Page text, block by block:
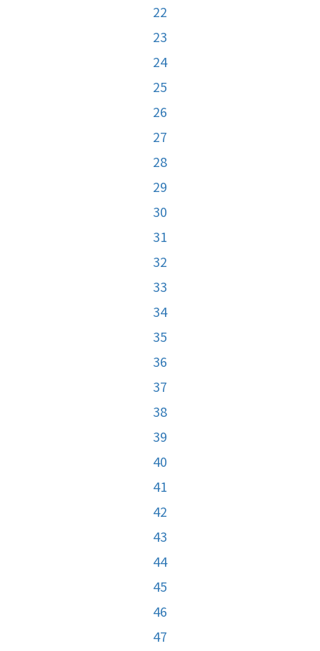
22
23
24
25
26
27
28
29
30
31
32
33
34
35
36
37
38
39
40
41
42
43
44
45
46
47